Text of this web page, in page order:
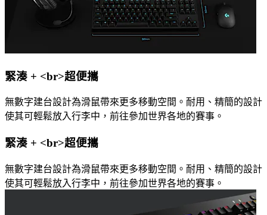
緊湊 + <br>超便攜
無數字建台設計為滑鼠帶來更多移動空間。耐用、精簡的設計
使其可輕鬆放入行李中，前往參加世界各地的賽事。
緊湊 + <br>超便攜
無數字建台設計為滑鼠帶來更多移動空間。耐用、精簡的設計
使其可輕鬆放入行李中，前往參加世界各地的賽事。